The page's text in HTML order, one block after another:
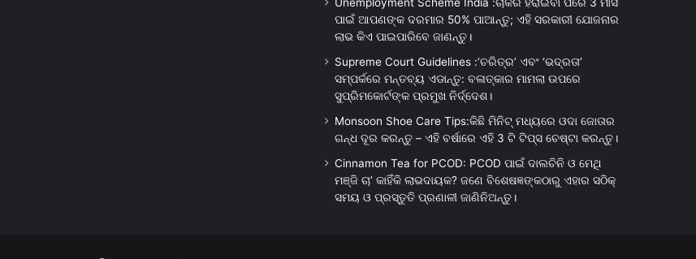
ପାଇଁ ଆପଣଙ୍କ ଦରମାର 50% ପାଆନ୍ତୁ; ଏହି ସରକାରୀ ଯୋଜନାର
ଲାଭ କିଏ ପାଇପାରିବେ ଜାଣନ୍ତୁ।
Supreme Court Guidelines :’ଚରିତ୍ର’ ଏବଂ ‘ଭଦ୍ରତା’
ସମ୍ପର୍କରେ ମନ୍ତବ୍ୟ ଏଡାନ୍ତୁ: ବଳାତ୍କାର ମାମଲା ଉପରେ
ସୁପ୍ରିମକୋର୍ଟଙ୍କ ପ୍ରମୁଖ ନିର୍ଦ୍ଦେଶ।
Monsoon Shoe Care Tips:କିଛି ମିନିଟ୍ ମଧ୍ୟରେ ଓଦା ଜୋତାର
ଗନ୍ଧ ଦୂର କରନ୍ତୁ – ଏହି ବର୍ଷାରେ ଏହି 3 ଟି ଟିପ୍ସ ଚେଷ୍ଟା କରନ୍ତୁ।
Cinnamon Tea for PCOD: PCOD ପାଇଁ ଦାଲଚିନି ଓ ମେଥି
ମଞ୍ଜି ଚା’ କାହିଁକି ଲାଭଦାୟକ? ଜଣେ ବିଶେଷଜ୍ଞଙ୍କଠାରୁ ଏହାର ସଠିକ୍
ସମୟ ଓ ପ୍ରସ୍ତୁତି ପ୍ରଣାଳୀ ଜାଣିନିଅନ୍ତୁ।